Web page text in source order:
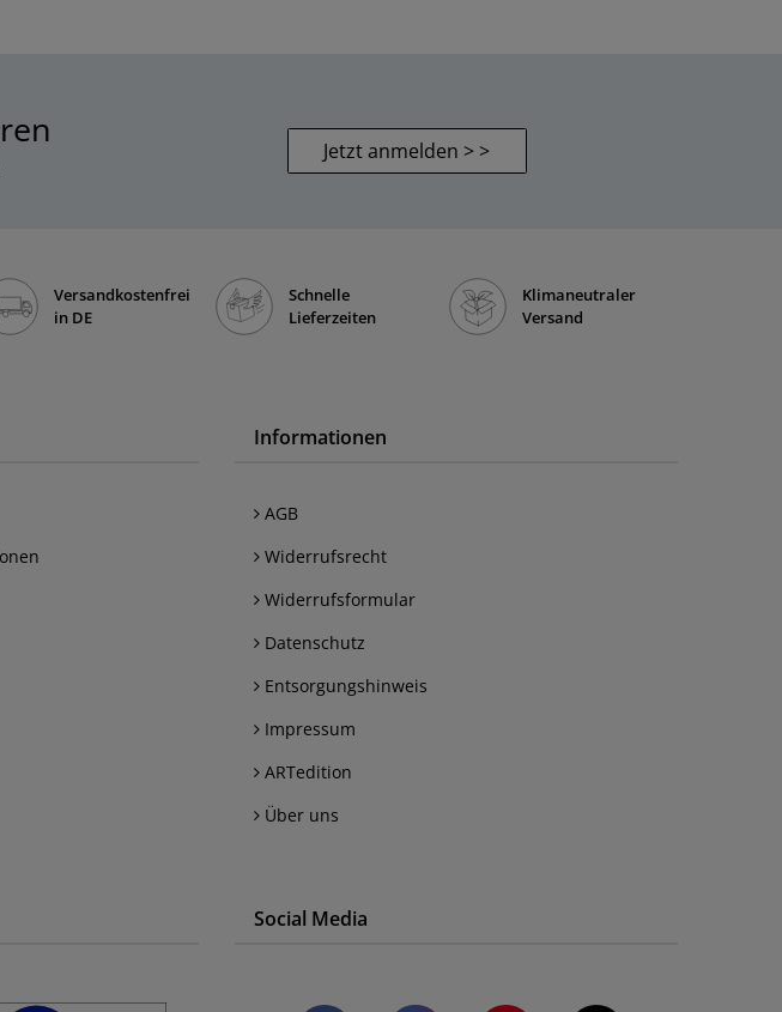
Jetzt anmelden > >
Versandkostenfrei
in DE
Schnelle
Lieferzeiten
Klimaneutraler
Versand
Informationen
AGB
Widerrufsrecht
Widerrufsformular
Datenschutz
Entsorgungshinweis
Impressum
ARTedition
Über uns
Social Media